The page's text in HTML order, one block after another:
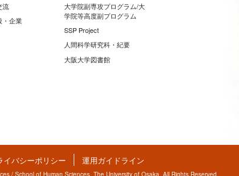
流
・企業
大学院副専攻プログラム/大
学院等高度副プログラム
SSP Project
人間科学研究科・紀要
大阪大学図書館
イバシーポリシー 運用ガイドライン
/ School of Human Sciences, The University of Osaka. All Rights Reserved.